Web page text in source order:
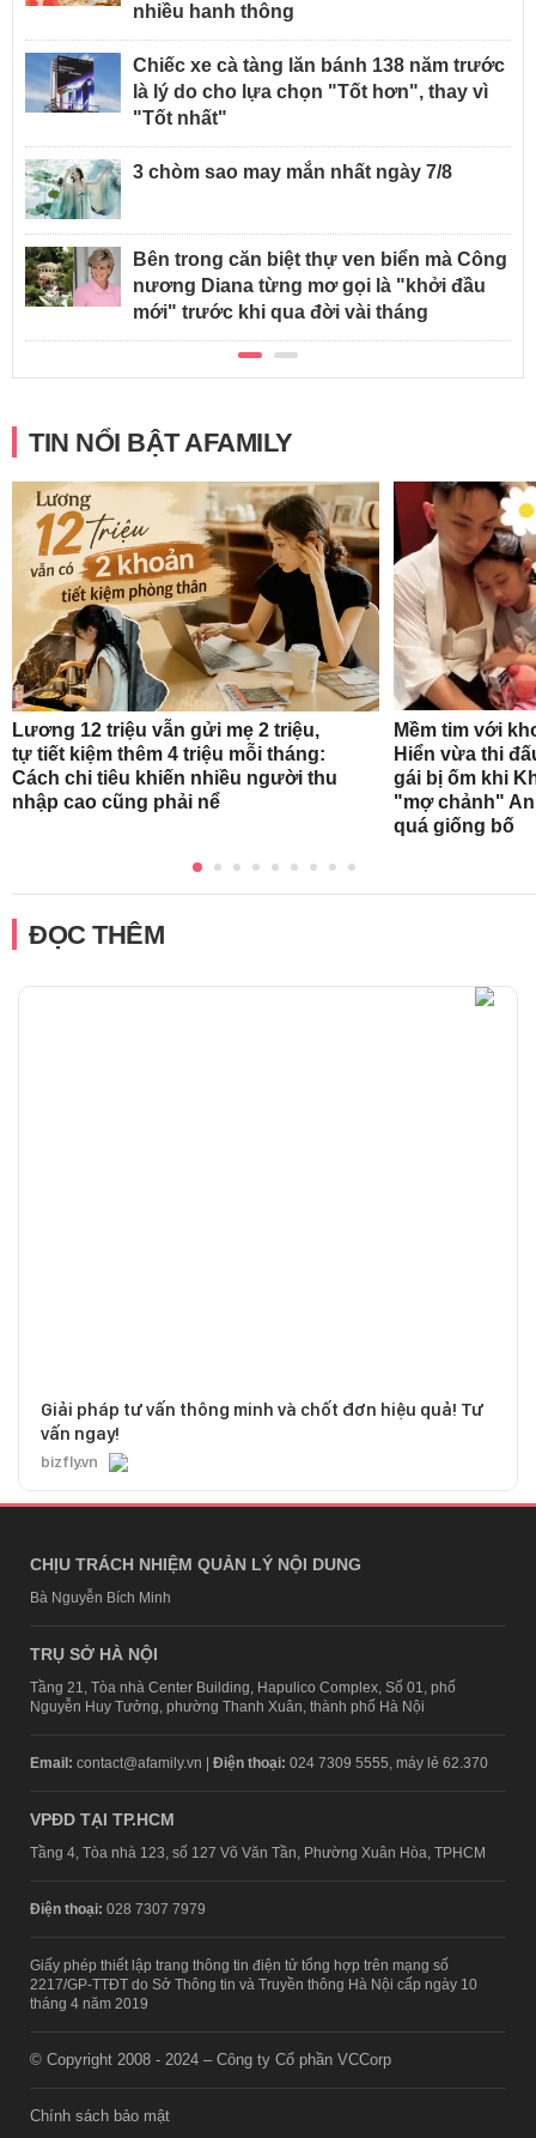
nhiều hanh thông
Chiếc xe cà tàng lăn bánh 138 năm trước
là lý do cho lựa chọn "Tốt hơn", thay vì
"Tốt nhất"
3 chòm sao may mắn nhất ngày 7/8
Bên trong căn biệt thự ven biển mà Công
nương Diana từng mơ gọi là "khởi đầu
mới" trước khi qua đời vài tháng
TIN NỔI BẬT AFAMILY
Lương 12 triệu vẫn gửi mẹ 2 triệu,
tự tiết kiệm thêm 4 triệu mỗi tháng:
Cách chi tiêu khiến nhiều người thu
nhập cao cũng phải nể
Mềm tim với
Hiển vừa thi
gái bị ốm khi
"mợ chảnh"
quá giống bố
ĐỌC THÊM
Giải pháp tư vấn thông minh và chốt đơn hiệu quả! Tư
vấn ngay!
bizfly.vn
CHỊU TRÁCH NHIỆM QUẢN LÝ NỘI DUNG
Bà Nguyễn Bích Minh
TRỤ SỞ HÀ NỘI
Tầng 21, Tòa nhà Center Building, Hapulico Complex, Số 01, phố
Nguyễn Huy Tưởng, phường Thanh Xuân, thành phố Hà Nội
Email: contact@afamily.vn | Điện thoại: 024 7309 5555, máy lẻ 62.370
VPĐD TẠI TP.HCM
Tầng 4, Tòa nhà 123, số 127 Võ Văn Tần, Phường Xuân Hòa, TPHCM
Điện thoại: 028 7307 7979
Giấy phép thiết lập trang thông tin điện tử tổng hợp trên mạng số
2217/GP-TTĐT do Sở Thông tin và Truyền thông Hà Nội cấp ngày 10
tháng 4 năm 2019
© Copyright 2008 - 2024 – Công ty Cổ phần VCCorp
Chính sách bảo mật